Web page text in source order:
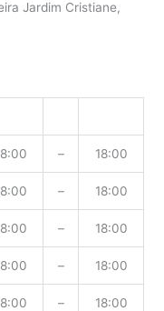
Jardim Cristiane,
– 18:00
– 18:00
– 18:00
– 18:00
– 18:00